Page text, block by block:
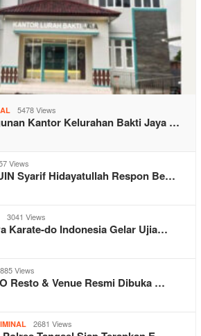
5478 Views
Kantor Kelurahan Bakti Jaya …
Views
Syarif Hidayatullah Respon Be…
3041 Views
Karate-do Indonesia Gelar Ujia…
Views
Resto & Venue Resmi Dibuka …
2681 Views